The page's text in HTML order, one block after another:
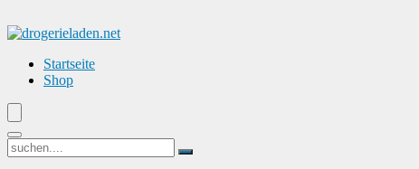
Startseite
Shop